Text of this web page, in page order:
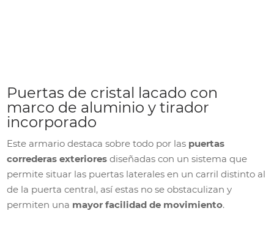
Puertas de cristal lacado con
marco de aluminio y tirador
incorporado
Este armario destaca sobre todo por las puertas
correderas exteriores diseñadas con un sistema que
permite situar las puertas laterales en un carril distinto al
de la puerta central, así estas no se obstaculizan y
permiten una mayor facilidad de movimiento.